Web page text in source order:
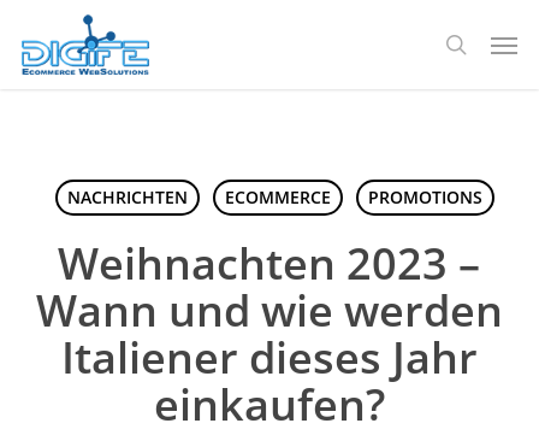
Hauptinhalt
springen
Suche
NACHRICHTEN ECOMMERCE PROMOTIONS
Weihnachten 2023 –
Wann und wie werden
Italiener dieses Jahr
einkaufen?